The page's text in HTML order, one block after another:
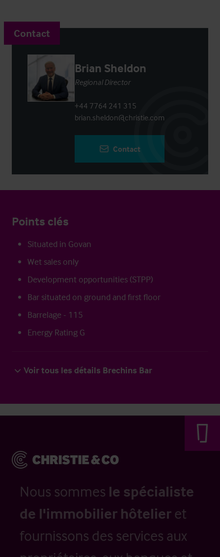
Contact
Brian Sheldon
Regional Director
+44 7764 241 315
brian.sheldon@christie.com
Contact
Points clés
Situated in Govan
Wet sales only
Development opportunities (STPP)
Bar situated on ground and first floor
Barrelage - 115
Energy Rating G
Voir tous les détails Brechins Bar
Nous sommes le spécialiste
de l'immobilier hôtelier et
fournissons des services aux